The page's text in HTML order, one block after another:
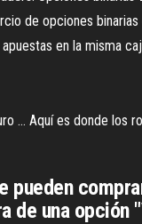
de opciones
en la misma
... Aquí es donde los
pueden
de una opción